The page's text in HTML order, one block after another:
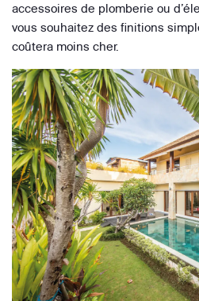
accessoires de plomberie ou
vous souhaitez des finitions
coûtera moins cher.